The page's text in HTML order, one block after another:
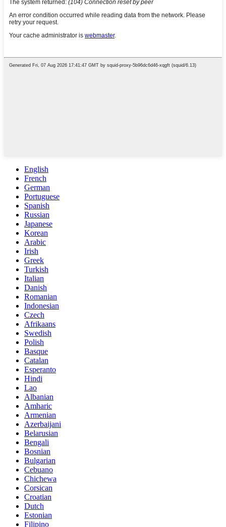
English
French
German
Portuguese
Spanish
Russian
Japanese
Korean
Arabic
Irish
Greek
Turkish
Italian
Danish
Romanian
Indonesian
Czech
Afrikaans
Swedish
Polish
Basque
Catalan
Esperanto
Hindi
Lao
Albanian
Amharic
Armenian
Azerbaijani
Belarusian
Bengali
Bosnian
Bulgarian
Cebuano
Chichewa
Corsican
Croatian
Dutch
Estonian
Filipino